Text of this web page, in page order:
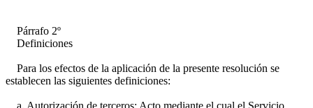
Párrafo 2º
Definiciones
Para los efectos de la aplicación de la presente resolución se
establecen las siguientes definiciones:
a. Autorización de terceros: Acto mediante el cual el Servicio